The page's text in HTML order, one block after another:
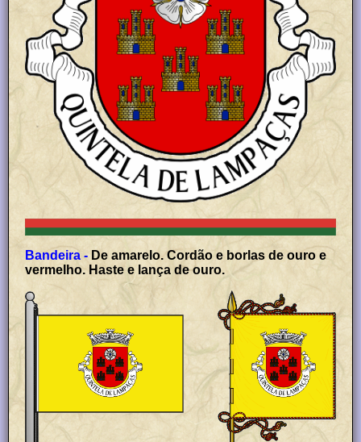
Bandeira - De amarelo. Cordão e borlas de ouro e
vermelho. Haste e lança de ouro.